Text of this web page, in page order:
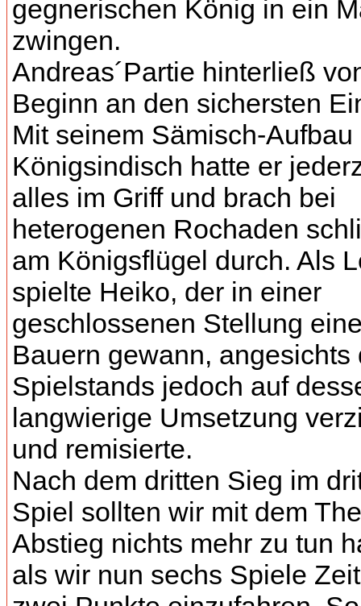
gegnerischen König in ein
zwingen.
Andreas´Partie hinterließ
Beginn an den sichersten
Mit seinem Sämisch-Aufbau
Königsindisch hatte er
alles im Griff und brach bei
heterogenen Rochaden
am Königsflügel durch. Als
spielte Heiko, der in einer
geschlossenen Stellung
Bauern gewann, angesichts
Spielstands jedoch auf
langwierige Umsetzung
und remisierte.
Nach dem dritten Sieg im
Spiel sollten wir mit dem
Abstieg nichts mehr zu tun
als wir nun sechs Spiele